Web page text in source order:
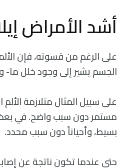
أشد الأمراض
على الرغم من قسوته، فإن
الجسم يشير إلى وجود خلل ما-
مستمر دون سبب واضح. في بعض
بسيط، وأحياناً دون سبب محدد.